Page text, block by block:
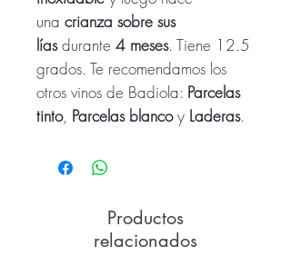
una crianza sobre sus
líasdurante 4 meses. Tiene 12.5
grados. Te recomendamos los
otros vinos de Badiola: Parcelas
tinto, Parcelas blancoy Laderas.
Productos
relacionados